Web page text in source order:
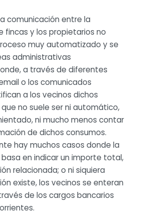
comunicación entre la
fincas y los propietarios no
muy automatizado y se
administrativas
a través de diferentes
o los comunicados
a los vecinos dichos
no suele ser ni automático,
ni mucho menos contar
de dichos consumos.
hay muchos casos donde la
en indicar un importe total,
relacionada; o ni siquiera
existe, los vecinos se enteran
de los cargos bancarios